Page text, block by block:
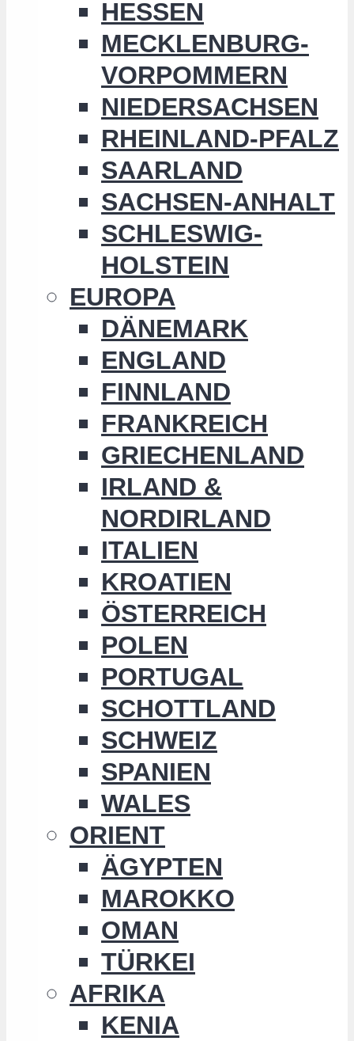
HESSEN
MECKLENBURG-
VORPOMMERN
NIEDERSACHSEN
RHEINLAND-PFALZ
SAARLAND
SACHSEN-ANHALT
SCHLESWIG-
HOLSTEIN
EUROPA
DÄNEMARK
ENGLAND
FINNLAND
FRANKREICH
GRIECHENLAND
IRLAND &
NORDIRLAND
ITALIEN
KROATIEN
ÖSTERREICH
POLEN
PORTUGAL
SCHOTTLAND
SCHWEIZ
SPANIEN
WALES
ORIENT
ÄGYPTEN
MAROKKO
OMAN
TÜRKEI
AFRIKA
KENIA